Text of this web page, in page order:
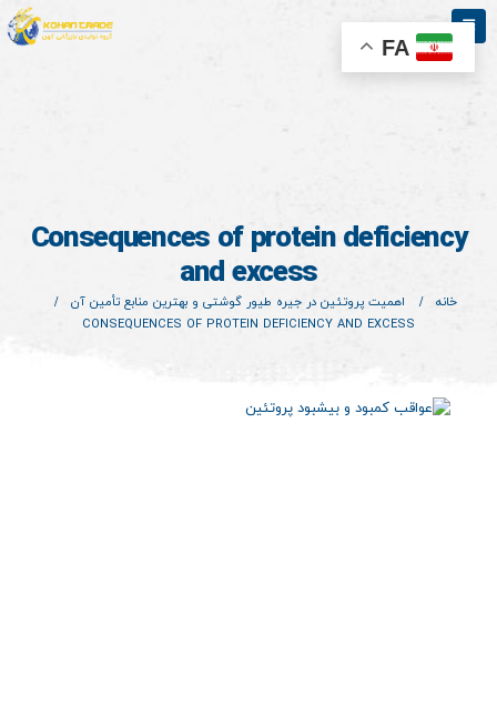
Consequences of protein deficiency
and excess
خانه
اهمیت پروتئین در جیره طیور گوشتی و بهترین منابع تأمین آن
CONSEQUENCES OF PROTEIN DEFICIENCY AND EXCESS
FA